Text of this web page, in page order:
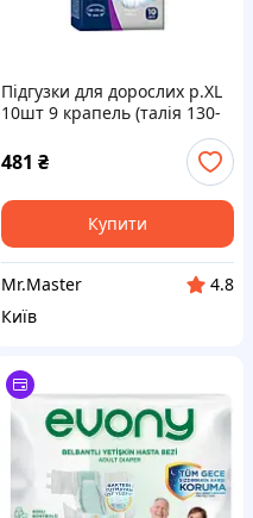
Підгузки для дорослих р.XL
10шт 9 крапель (талія 130-
CLINIQUE
481 ₴
Купити
Mr.Master
4.8
Київ